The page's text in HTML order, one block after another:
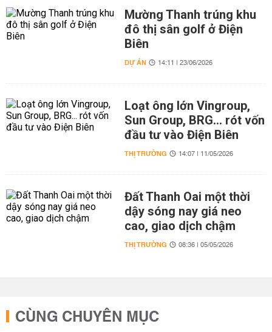
Mường Thanh trúng khu
đô thị sân golf ở Điện
Biên
DỰ ÁN 14:11 | 23/06/2026
Loạt ông lớn Vingroup,
Sun Group, BRG... rót vốn
đầu tư vào Điện Biên
THỊ TRƯỜNG 14:07 | 11/05/2026
Đất Thanh Oai một thời
dậy sóng nay giá neo
cao, giao dịch chậm
THỊ TRƯỜNG 08:36 | 05/05/2026
CÙNG CHUYÊN MỤC